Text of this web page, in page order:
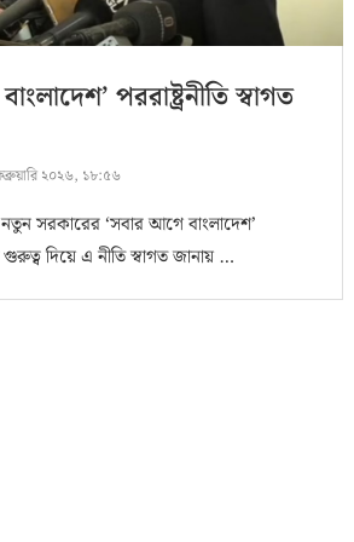
পররাষ্ট্রনীতি স্বাগত
২০২৬, ১৮:৫৬
নতুন সরকারের ‘সবার আগে বাংলাদেশ’
গুরুত্ব দিয়ে এ নীতি স্বাগত জানায় …